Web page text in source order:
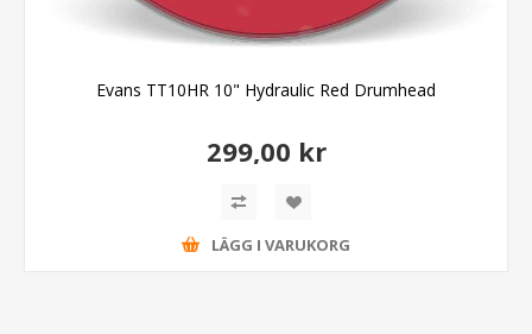
Evans TT10HR 10" Hydraulic Red Drumhead
299,00 kr
LÄGG I VARUKORG